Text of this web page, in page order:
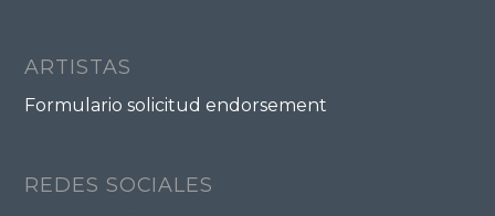
ARTISTAS
Formulario solicitud endorsement
REDES SOCIALES